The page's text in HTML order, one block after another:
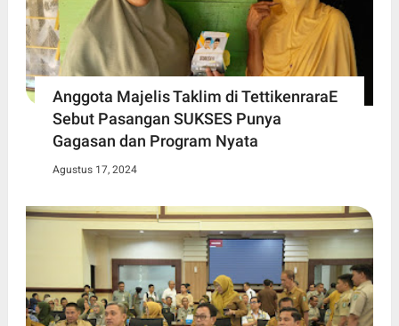
Anggota Majelis Taklim di TettikenraraE
Sebut Pasangan SUKSES Punya
Gagasan dan Program Nyata
Agustus 17, 2024